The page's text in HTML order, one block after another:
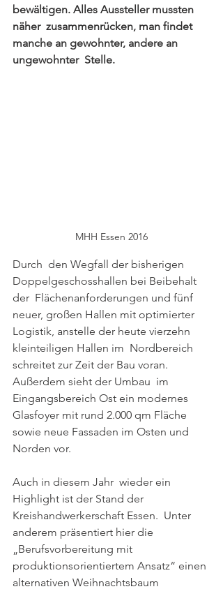
bewältigen. Alles Aussteller mussten
näher  zusammenrücken, man findet
manche an gewohnter, andere an
ungewohnter  Stelle.
MHH Essen 2016
Durch  den Wegfall der bisherigen
Doppelgeschosshallen bei Beibehalt
der  Flächenanforderungen und fünf
neuer, großen Hallen mit optimierter
Logistik, anstelle der heute vierzehn
kleinteiligen Hallen im  Nordbereich
schreitet zur Zeit der Bau voran.
Außerdem sieht der Umbau  im
Eingangsbereich Ost ein modernes
Glasfoyer mit rund 2.000 qm Fläche
sowie neue Fassaden im Osten und
Norden vor.
Auch in diesem Jahr  wieder ein
Highlight ist der Stand der
Kreishandwerkerschaft Essen.  Unter
anderem präsentiert hier die
„Berufsvorbereitung mit
produktionsorientiertem Ansatz“ einen
alternativen Weihnachtsbaum